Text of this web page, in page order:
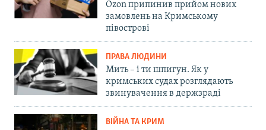
Ozon припинив прийом нових
замовлень на Кримському
півострові
ПРАВА ЛЮДИНИ
Мить – і ти шпигун. Як у
кримських судах розглядають
звинувачення в держзраді
ВІЙНА ТА КРИМ